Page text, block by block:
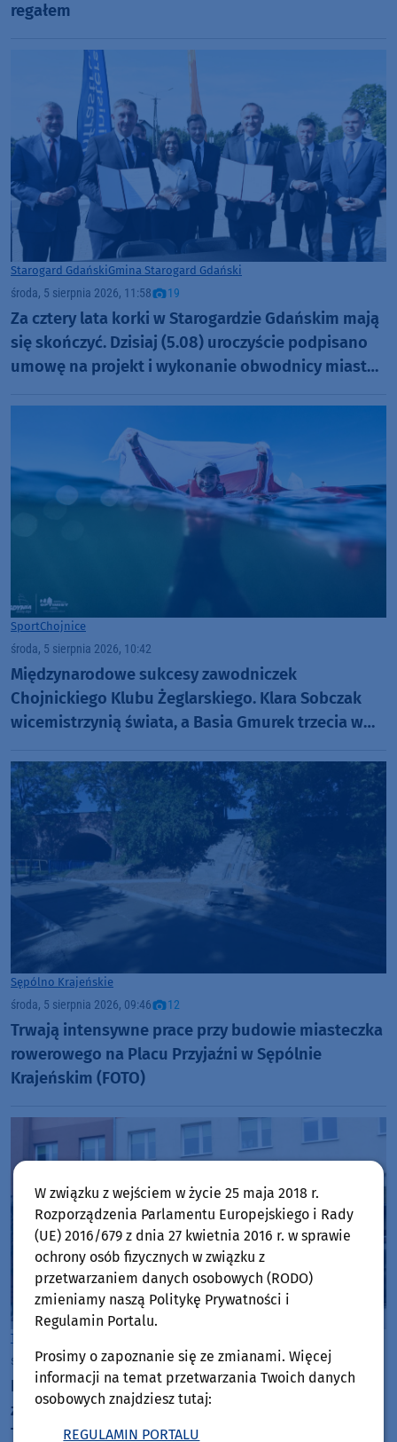
regałem
Starogard GdańskiGmina Starogard Gdański
środa, 5 sierpnia 2026, 11:58 19
Za cztery lata korki w Starogardzie Gdańskim mają
się skończyć. Dzisiaj (5.08) uroczyście podpisano
umowę na projekt i wykonanie obwodnicy miasta
SportChojnice
środa, 5 sierpnia 2026, 10:42
Międzynarodowe sukcesy zawodniczek
Chojnickiego Klubu Żeglarskiego. Klara Sobczak
wicemistrzynią świata, a Basia Gmurek trzecia w
Sępólno Krajeńskie
środa, 5 sierpnia 2026, 09:46 12
Trwają intensywne prace przy budowie miasteczka
rowerowego na Placu Przyjaźni w Sępólnie
Krajeńskim (FOTO)
Tuchola
środa, 5 sierpnia 2026, 08:43
Nie udało się wprowadzić wcześniej
zapowiadanych zmian na parkingu przy szpitalu w
Tucholi. "Problemy czysto techniczne"
W związku z wejściem w życie 25 maja 2018 r.
Rozporządzenia Parlamentu Europejskiego i Rady
(UE) 2016/679 z dnia 27 kwietnia 2016 r. w sprawie
ochrony osób fizycznych w związku z
przetwarzaniem danych osobowych (RODO)
zmieniamy naszą Politykę Prywatności i
Regulamin Portalu.
Prosimy o zapoznanie się ze zmianami. Więcej
informacji na temat przetwarzania Twoich danych
osobowych znajdziesz tutaj:
REGULAMIN PORTALU